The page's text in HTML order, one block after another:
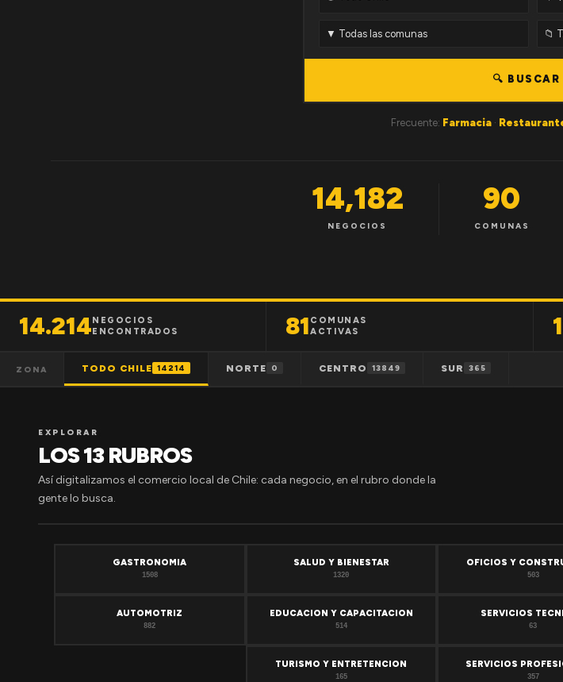
🔍
Frecuente: Farmacia ·
14,182
NEGOCIOS
90
COMUNAS
14.214NEGOCIOS
ENCONTRADOS
81COMUNAS
ACTIVAS
ZONA TODO CHILE 14214 NORTE 0 CENTRO 13849 SUR 365
EXPLORAR
LOS 13 RUBROS
Así digitalizamos el comercio local de Chile: cada negocio, en el rubro donde la
gente lo busca.
GASTRONOMIA
1508
SALUD Y BIENESTAR
1320
OFICIOS Y
503
AUTOMOTRIZ
882
EDUCACION Y CAPACITACION
514
SERVICIOS
63
TURISMO Y ENTRETENCION
165
SERVICIOS
357